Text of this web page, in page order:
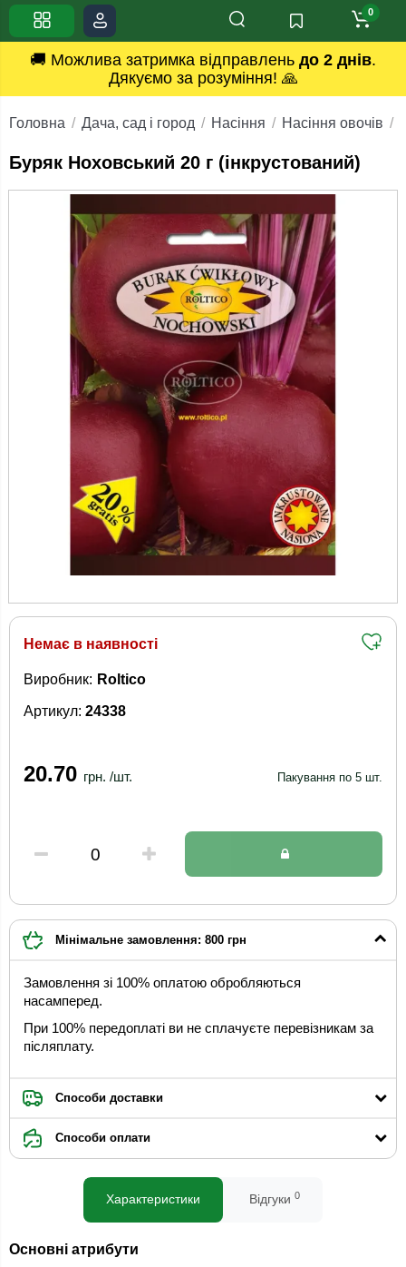
🚚 Можлива затримка відправлень до 2 днів.
Дякуємо за розуміння! 🙏
0
Головна Дача, сад і город Насіння Насіння овочів
Буряк Ноховський 20 г (інкрустований)
Немає в наявності
Артикул: 24338
Виробник: Roltico
20.70 грн. /шт. Пакування по 5 шт.
Мінімальне замовлення: 800 грн
Замовлення зі 100% оплатою обробляються
насамперед.
При 100% передоплаті ви не сплачуєте перевізникам за
післяплату.
Способи доставки
Способи оплати
Характеристики Відгуки 0
Основні атрибути